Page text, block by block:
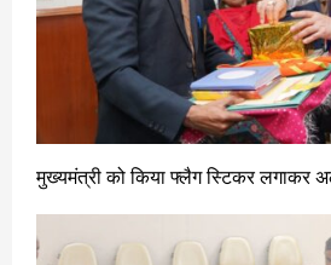
मुख्यमंत्री को किया फ्लैग स्टिकर लगाकर